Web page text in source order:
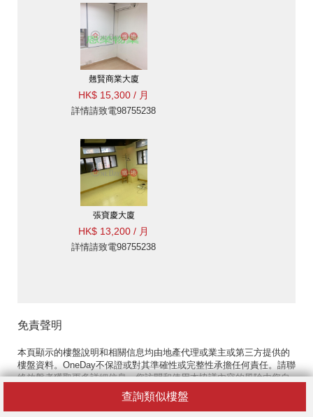
查詢類似樓盤
翹賢商業大廈
HK$ 15,300 / 月
詳情請致電98755238
張寶慶大廈
HK$ 13,200 / 月
詳情請致電98755238
免責聲明
本頁顯示的樓盤說明和相關信息均由地產代理或業主或第三方提供的
樓盤資料。OneDay不保證或對其準確性或完整性承擔任何責任。請聯
絡放盤者獲取更多詳細信息。您訪問和使用本協議內容的風險由您自